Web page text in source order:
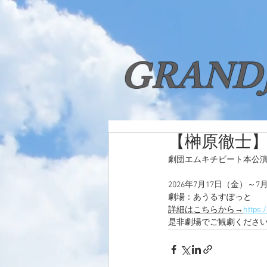
【榊原徹士
劇団エムキチビート本公
2026年7月17日（金）～7
劇場：あうるすぽっと
詳細はこちらから→
是非劇場でご観劇くださ